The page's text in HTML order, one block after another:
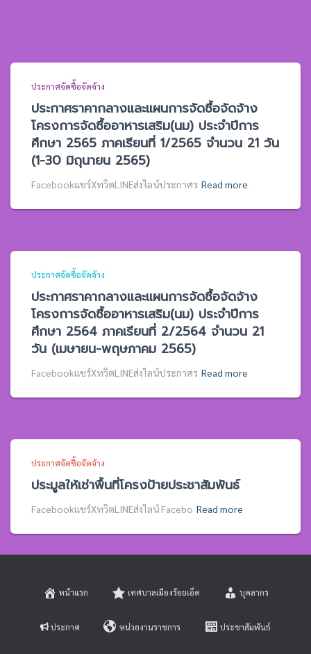
ประกาศจัดซื้อจัดจ้าง
ประกาศราคากลางและแผนการจัดซื้อจัดจ้าง
โครงการจัดซื้ออาหารเสริม(นม) ประจำปีการ
ศึกษา 2565 ภาคเรียนที่ 1/2565 จำนวน 21 วัน
(1-30 มิถุนายน 2565)
Facebookแชร์XทวิตLINEส่งไลน์ประกาศร Read more
ประกาศจัดซื้อจัดจ้าง
ประกาศราคากลางและแผนการจัดซื้อจัดจ้าง
โครงการจัดซื้ออาหารเสริม(นม) ประจำปีการ
ศึกษา 2564 ภาคเรียนที่ 2/2564 จำนวน 21
วัน (เมษายน-พฤษภาคม 2565)
Facebookแชร์XทวิตLINEส่งไลน์ประกาศร Read more
ประกาศจัดซื้อจัดจ้าง
ประมูลให้เช่าพื้นที่โครงป้ายประชาสัมพันธ์
Facebookแชร์XทวิตLINEส่งไลน์ Facebo Read more
หน้าแรก เทศบาลเมืองร้อยเอ็ด บุคลากร
ประกาศ หน่วยงานราชการ ประชาสัมพันธ์